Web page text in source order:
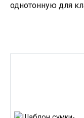
однотонную для